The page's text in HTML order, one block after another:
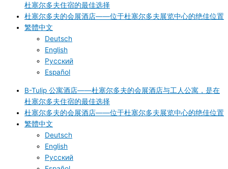
杜塞尔多夫住宿的最佳选择
杜塞尔多夫的会展酒店——位于杜塞尔多夫展览中心的绝佳位置
繁體中文
Deutsch
English
Русский
Español
B-Tulip 公寓酒店——杜塞尔多夫的会展酒店与工人公寓，是在
杜塞尔多夫住宿的最佳选择
杜塞尔多夫的会展酒店——位于杜塞尔多夫展览中心的绝佳位置
繁體中文
Deutsch
English
Русский